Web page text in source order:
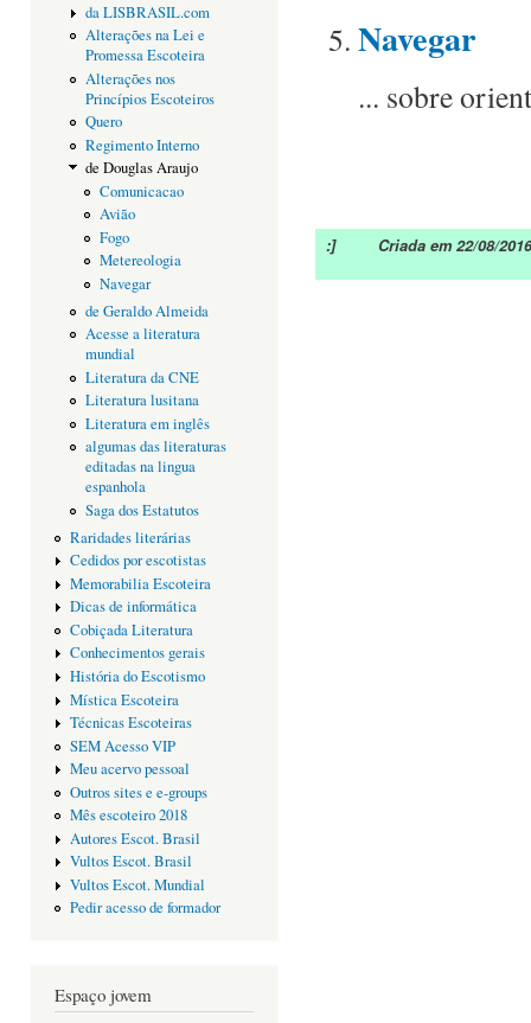
da LISBRASIL.com
Alterações na Lei e
Promessa Escoteira
Alterações nos
Princípios Escoteiros
Quero
Regimento Interno
de Douglas Araujo
Comunicacao
Avião
Fogo
Metereologia
Navegar
de Geraldo Almeida
Acesse a literatura
mundial
Literatura da CNE
Literatura lusitana
Literatura em inglês
algumas das literaturas
editadas na lingua
espanhola
Saga dos Estatutos
Raridades literárias
Cedidos por escotistas
Memorabilia Escoteira
Dicas de informática
Cobiçada Literatura
Conhecimentos gerais
História do Escotismo
Mística Escoteira
Técnicas Escoteiras
SEM Acesso VIP
Meu acervo pessoal
Outros sites e e-groups
Mês escoteiro 2018
Autores Escot. Brasil
Vultos Escot. Brasil
Vultos Escot. Mundial
Pedir acesso de formador
Espaço jovem
Navegar
... sobre
:] Criada em 22/08/2016